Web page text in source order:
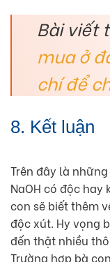
Bài viết
mua ở
chí để
8. Kết luận
Trên đây là
NaOH có độc hay
con sẽ biết thêm
độc xút. Hy vọng
đến thật nhiều
Trường hợp bà